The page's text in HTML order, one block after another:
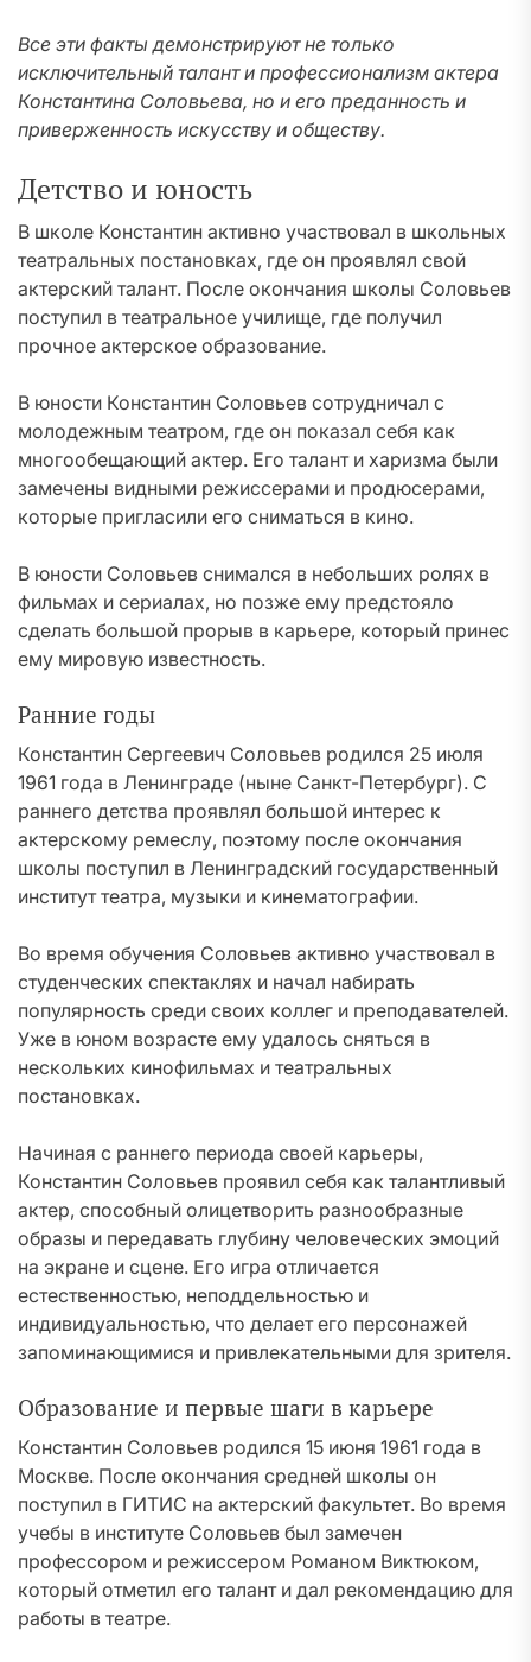
Все эти факты демонстрируют не только
исключительный талант и профессионализм актера
Константина Соловьева, но и его преданность и
приверженность искусству и обществу.
Детство и юность
В школе Константин активно участвовал в школьных
театральных постановках, где он проявлял свой
актерский талант. После окончания школы Соловьев
поступил в театральное училище, где получил
прочное актерское образование.
В юности Константин Соловьев сотрудничал с
молодежным театром, где он показал себя как
многообещающий актер. Его талант и харизма были
замечены видными режиссерами и продюсерами,
которые пригласили его сниматься в кино.
В юности Соловьев снимался в небольших ролях в
фильмах и сериалах, но позже ему предстояло
сделать большой прорыв в карьере, который принес
ему мировую известность.
Ранние годы
Константин Сергеевич Соловьев родился 25 июля
1961 года в Ленинграде (ныне Санкт-Петербург). С
раннего детства проявлял большой интерес к
актерскому ремеслу, поэтому после окончания
школы поступил в Ленинградский государственный
институт театра, музыки и кинематографии.
Во время обучения Соловьев активно участвовал в
студенческих спектаклях и начал набирать
популярность среди своих коллег и преподавателей.
Уже в юном возрасте ему удалось сняться в
нескольких кинофильмах и театральных
постановках.
Начиная с раннего периода своей карьеры,
Константин Соловьев проявил себя как талантливый
актер, способный олицетворить разнообразные
образы и передавать глубину человеческих эмоций
на экране и сцене. Его игра отличается
естественностью, неподдельностью и
индивидуальностью, что делает его персонажей
запоминающимися и привлекательными для зрителя.
Образование и первые шаги в карьере
Константин Соловьев родился 15 июня 1961 года в
Москве. После окончания средней школы он
поступил в ГИТИС на актерский факультет. Во время
учебы в институте Соловьев был замечен
профессором и режиссером Романом Виктюком,
который отметил его талант и дал рекомендацию для
работы в театре.